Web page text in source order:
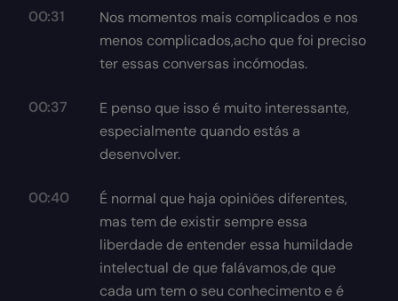
00:31
Nos momentos mais complicados e nos
menos complicados,acho que foi preciso
ter essas conversas incómodas.
00:37
E penso que isso é muito interessante,
especialmente quando estás a
desenvolver.
00:40
É normal que haja opiniões diferentes,
mas tem de existir sempre essa
liberdade de entender essa humildade
intelectual de que falávamos,de que
cada um tem o seu conhecimento e é